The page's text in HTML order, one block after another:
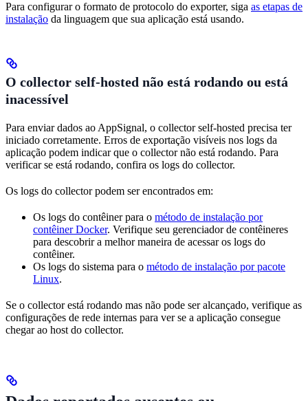
Para configurar o formato de protocolo do exporter, siga as etapas de
instalação da linguagem que sua aplicação está usando.
O collector self-hosted não está rodando ou está
inacessível
Para enviar dados ao AppSignal, o collector self-hosted precisa ter
iniciado corretamente. Erros de exportação visíveis nos logs da
aplicação podem indicar que o collector não está rodando. Para
verificar se está rodando, confira os logs do collector.
Os logs do collector podem ser encontrados em:
Os logs do contêiner para o método de instalação por
contêiner Docker. Verifique seu gerenciador de contêineres
para descobrir a melhor maneira de acessar os logs do
contêiner.
Os logs do sistema para o método de instalação por pacote
Linux.
Se o collector está rodando mas não pode ser alcançado, verifique as
configurações de rede internas para ver se a aplicação consegue
chegar ao host do collector.